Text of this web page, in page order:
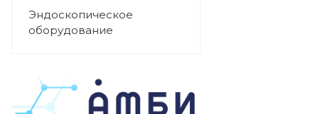
Эндоскопическое
оборудование